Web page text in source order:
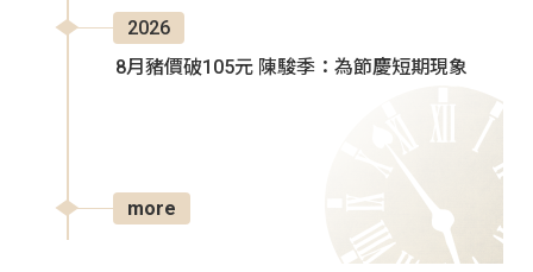
2026
8月豬價破105元 陳駿季：為節慶短期現象
more